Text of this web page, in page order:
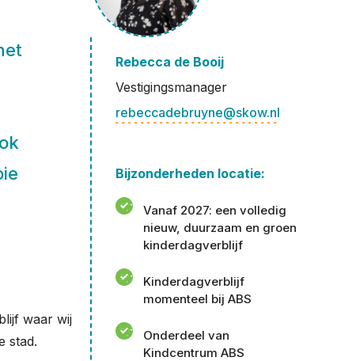
waar wij
stad.
Rebecca de Booij
Vestigingsmanager
rebeccadebruyne@skow.nl
Bijzonderheden locatie:
Vanaf 2027: een volledig
nieuw, duurzaam en groen
kinderdagverblijf
Kinderdagverblijf
momenteel bij ABS
Onderdeel van
Kindcentrum ABS